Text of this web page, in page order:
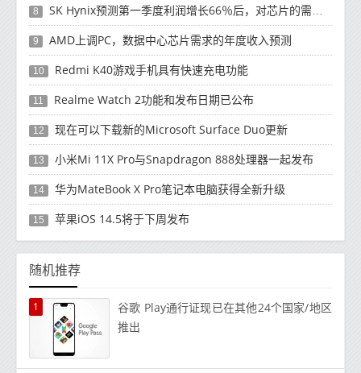
8 SK Hynix预测第一季度利润增长66％后，对芯片的需求将增强
9 AMD上调PC，数据中心芯片需求的年度收入预测
10 Redmi K40游戏手机具有快速充电功能
11 Realme Watch 2功能和发布日期已公布
12 现在可以下载新的Microsoft Surface Duo更新
13 小米Mi 11X Pro与Snapdragon 888处理器一起发布
14 华为MateBook X Pro笔记本电脑获得全新升级
15 苹果iOS 14.5将于下周发布
随机推荐
1
谷歌 Play通行证现已在其他24个国家/地区
推出